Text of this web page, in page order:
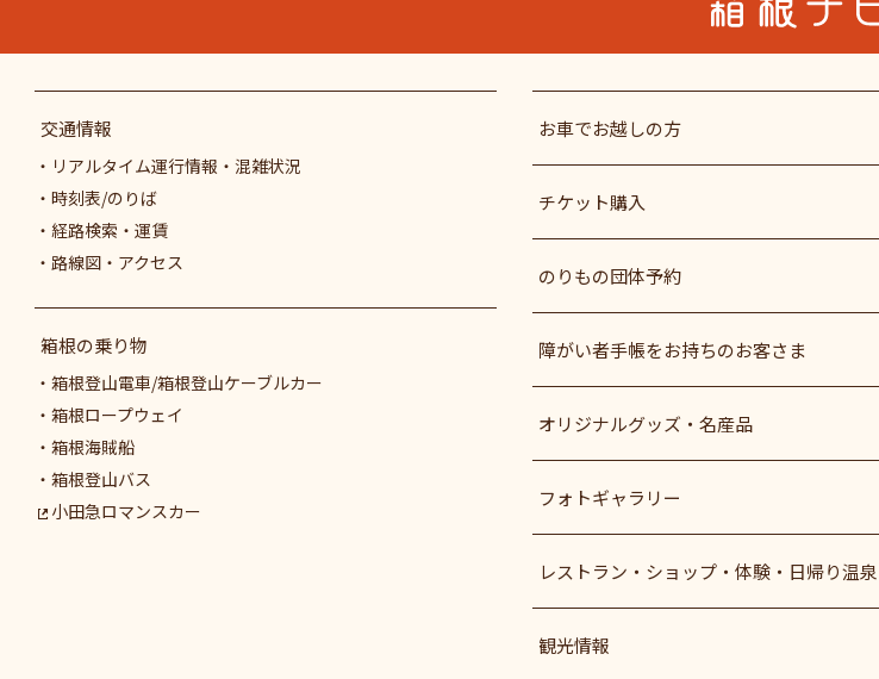
交通情報
リアルタイム運行情報・混雑状況
時刻表/のりば
経路検索・運賃
路線図・アクセス
箱根の乗り物
箱根登山電車/箱根登山ケーブルカー
箱根ロープウェイ
箱根海賊船
箱根登山バス
小田急ロマンスカー
お車でお越しの方
チケット購入
のりもの団体予約
障がい者⼿帳をお持ちのお客さま
オリジナルグッズ・名産品
フォトギャラリー
レストラン・ショップ・体験・日帰り温泉
観光情報